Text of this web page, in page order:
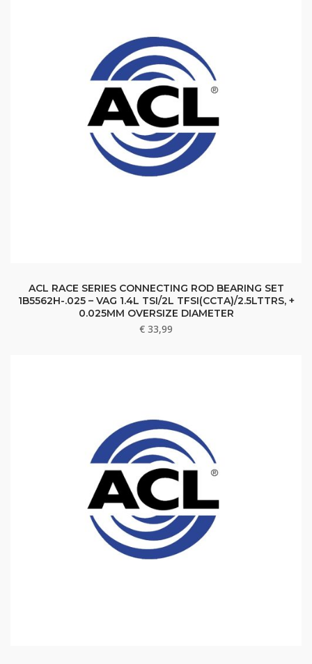
ACL RACE SERIES CONNECTING ROD BEARING SET
1B5562H-.025 – VAG 1.4L TSI/2L TFSI(CCTA)/2.5LTTRS, +
0.025MM OVERSIZE DIAMETER
€ 33,99